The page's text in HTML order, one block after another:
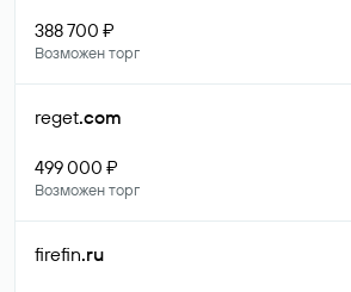
388 700 ₽
Возможен торг
reget.com
499 000 ₽
Возможен торг
firefin.ru